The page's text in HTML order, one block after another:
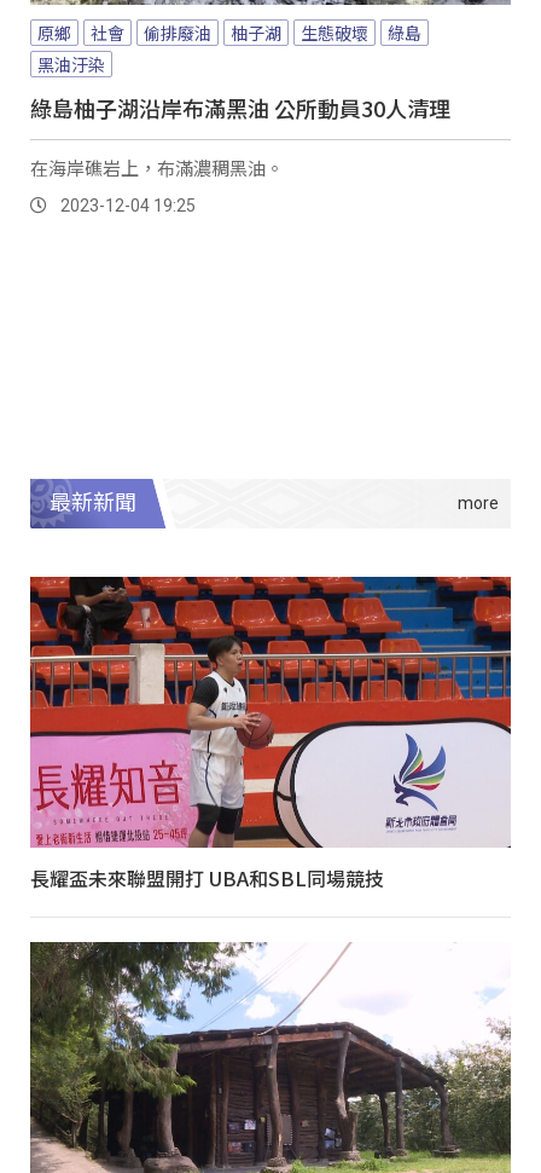
原鄉 社會 偷排廢油 柚子湖 生態破壞
綠島
黑油汙染
綠島柚子湖沿岸布滿黑油 公所動員30人清理
在海岸礁岩上，布滿濃稠黑油。
2023-12-04 19:25
最新新聞
長耀盃未來聯盟開打 UBA和SBL同場競技